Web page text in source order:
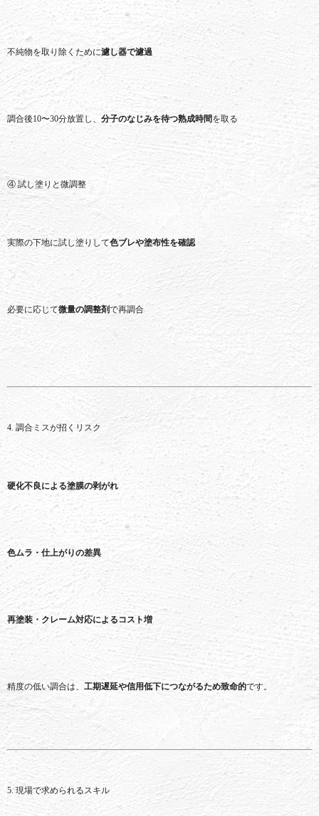
不純物を取り除くために濾し器で濾過
調合後10〜30分放置し、 分子のなじみを待つ熟成時間を取る
④ 試し塗りと 微調整
実際の下地に試し塗り して色ブレや塗布性を確認
必要に応じて微量の調整剤で再調合
4. 調合ミスが招く リスク
硬化不良による塗膜の剥がれ
色ムラ・ 仕上がりの差異
再塗装・ クレーム対応によるコスト増
精度の低い調合は、 工期遅延や信用低下につながるため致命的です。
5. 現場で求められるスキル